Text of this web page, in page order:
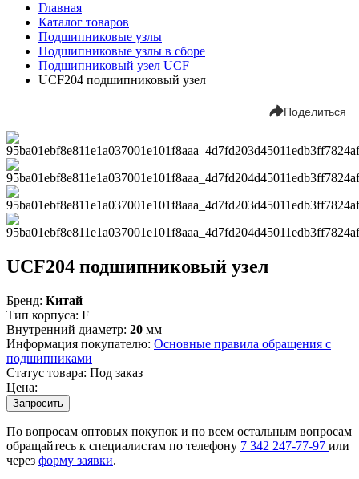
Главная
Каталог товаров
Подшипниковые узлы
Подшипниковые узлы в сборе
Подшипниковый узел UCF
UCF204 подшипниковый узел
Поделиться
UCF204 подшипниковый узел
Бренд: Китай
Тип корпуса: F
Внутренний диаметр: 20 мм
Информация покупателю: Основные правила обращения с
подшипниками
Статус товара: Под заказ
Цена:
Запросить
По вопросам оптовых покупок и по всем остальным вопросам
обращайтесь к специалистам по телефону 7 342 247-77-97 или
через форму заявки.